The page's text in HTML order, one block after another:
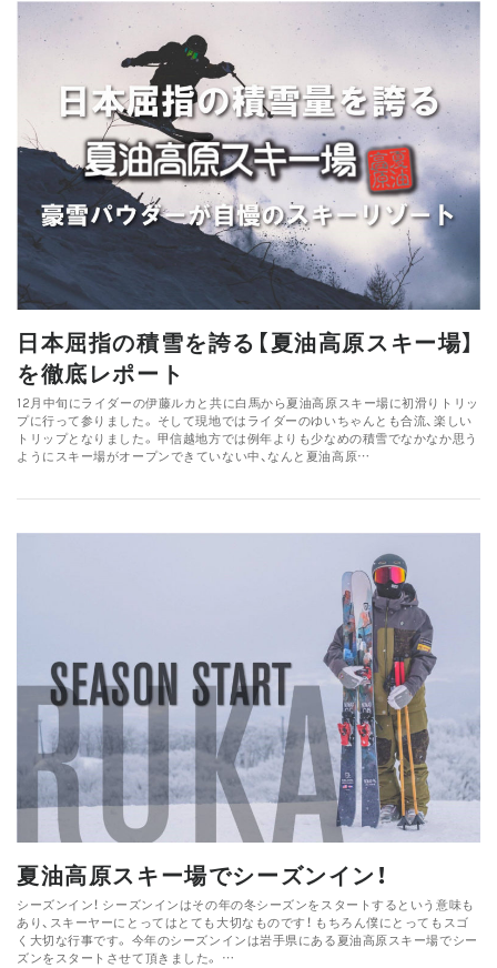
日本屈指の積雪を誇る【夏油高原スキー場】
を徹底レポート
12月中旬にライダーの伊藤ルカと共に白馬から夏油高原スキー場に初滑りトリッ
プに行って参りました。 そして現地ではライダーのゆいちゃんとも合流、楽しい
トリップとなりました。 甲信越地方では例年よりも少なめの積雪でなかなか思う
ようにスキー場がオープンできていない中、なんと夏油高原…
夏油高原スキー場でシーズンイン！
シーズンイン！ シーズンインはその年の冬シーズンをスタートするという意味も
あり、スキーヤーにとってはとても大切なものです！ もちろん僕にとってもスゴ
く大切な行事です。 今年のシーズンインは岩手県にある夏油高原スキー場でシー
ズンをスタートさせて頂きました。 …